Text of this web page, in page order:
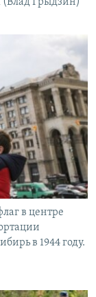
(Влад Грыдзин)
в центре
в 1944 году.